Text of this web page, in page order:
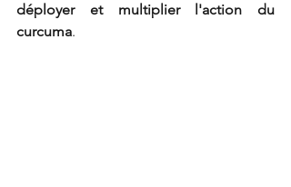
déployer et multiplier l'action du
curcuma.